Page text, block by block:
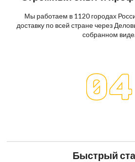
Мы работаем в 1120 городах
доставку по всей стране через
собранном
Быстрый